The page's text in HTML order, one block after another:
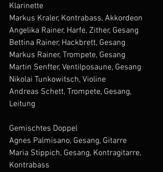
Klarinette
Markus Kraler, Kontrabass, Akkordeon
Angelika Rainer, Harfe, Zither, Gesang
Bettina Rainer, Hackbrett, Gesang
Markus Rainer, Trompete, Gesang
Martin Senfter, Ventilposaune, Gesang
Nikolai Tunkowitsch, Violine
Andreas Schett, Trompete, Gesang,
Leitung
Gemischtes Doppel
Agnes Palmisano, Gesang, Gitarre
Maria Stippich, Gesang, Kontragitarre,
Kontrabass